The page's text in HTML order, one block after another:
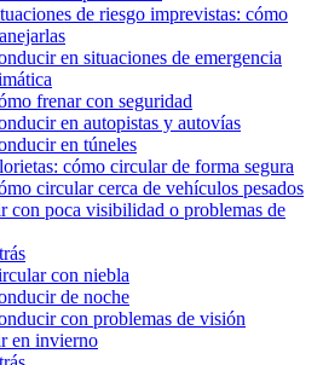
de riesgo imprevistas: cómo
en situaciones de emergencia
frenar con seguridad
en autopistas y autovías
en túneles
cómo circular de forma segura
circular cerca de vehículos pesados
con poca visibilidad o problemas de
con niebla
de noche
con problemas de visión
en invierno